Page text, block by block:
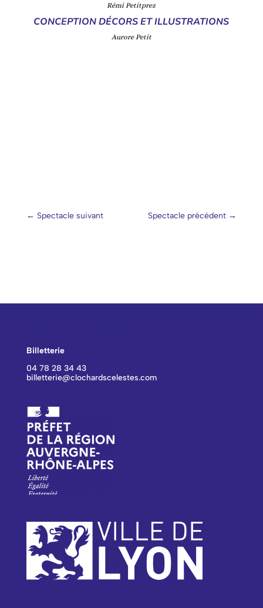
Rémi Petitprez
CONCEPTION DÉCORS ET ILLUSTRATIONS
Aurore Petit
← Spectacle suivant Spectacle précédent →
Billetterie
04 78 28 34 43
billetterie@clochardscelestes.com